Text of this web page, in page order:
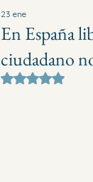
En España
ciudadano
23 ene
Obtuvo NaN